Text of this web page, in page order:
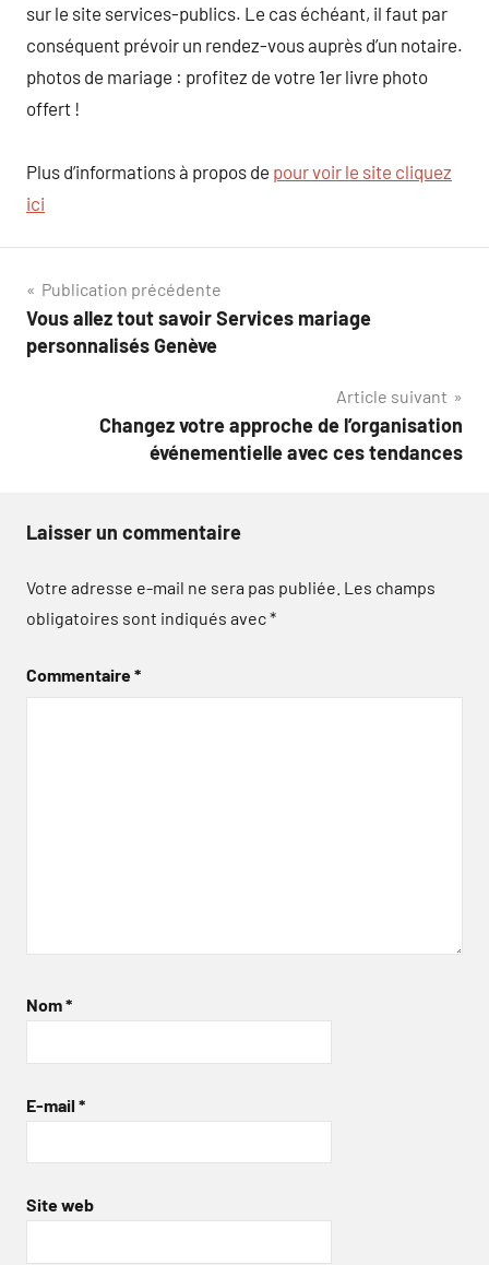
sur le site services-publics. Le cas échéant, il faut par
conséquent prévoir un rendez-vous auprès d’un notaire.
photos de mariage : profitez de votre 1er livre photo
offert !
Plus d’informations à propos de pour voir le site cliquez
ici
Navigation
de
Publication précédente
Vous allez tout savoir Services mariage
personnalisés Genève
Article suivant
Changez votre approche de l’organisation
événementielle avec ces tendances
Laisser un commentaire
Votre adresse e-mail ne sera pas publiée. Les champs
obligatoires sont indiqués avec*
Commentaire*
Nom*
E-mail *
Site web